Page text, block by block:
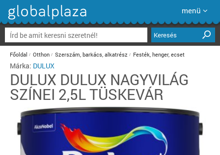
menü
Keresés
Főoldal Otthon Szerszám, barkács, alkatrész Festék, henger, ecset
Márka: DULUX
DULUX DULUX NAGYVILÁG
SZÍNEI 2,5L TÜSKEVÁR